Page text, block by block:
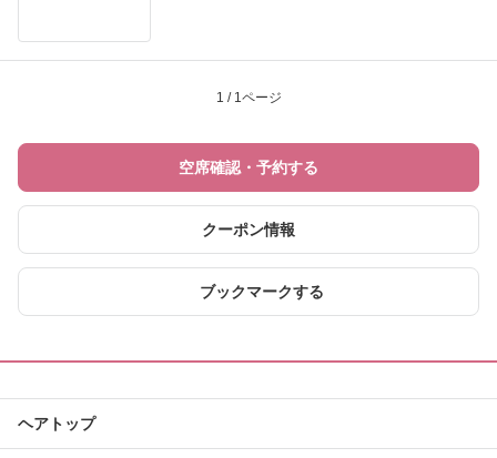
1 / 1ページ
空席確認・予約する
クーポン情報
ブックマークする
ヘアトップ